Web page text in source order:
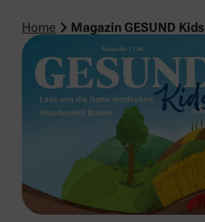
Home Magazin GESUND Kids